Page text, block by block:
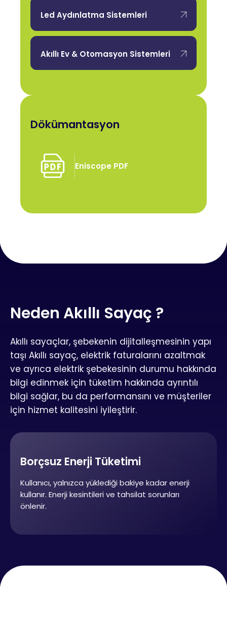
Led Aydınlatma Sistemleri
Akıllı Ev & Otomasyon Sistemleri
Dökümantasyon
Eniscope PDF
Neden Akıllı Sayaç ?
Akıllı sayaçlar, şebekenin dijitalleşmesinin yapı
taşı Akıllı sayaç, elektrik faturalarını azaltmak
ve ayrıca elektrik şebekesinin durumu hakkında
bilgi edinmek için tüketim hakkında ayrıntılı
bilgi sağlar, bu da performansını ve müşteriler
için hizmet kalitesini iyileştirir.
Borçsuz Enerji Tüketimi
Kullanıcı, yalnızca yüklediği bakiye kadar enerji
kullanır. Enerji kesintileri ve tahsilat sorunları
önlenir.